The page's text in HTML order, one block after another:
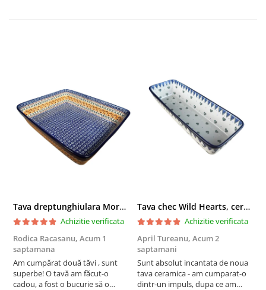
Tava dreptunghiulara Morning Sunrise, ceramica smaltuita, pictata manual, 27,0 X 32, 5 cm
Achizitie verificata
Rodica Racasanu, Acum 1
saptamana
Am cumpărat două tăvi , sunt
superbe! O tavă am făcut-o
cadou, a fost o bucurie să o
Tava chec Wild Hearts, ceramica smaltuita, pictata manual, 31,0 X 12,0 cm
Achizitie verificata
April Tureanu, Acum 2
saptamani
Sunt absolut incantata de noua
tava ceramica - am cumparat-o
dintr-un impuls, dupa ce am